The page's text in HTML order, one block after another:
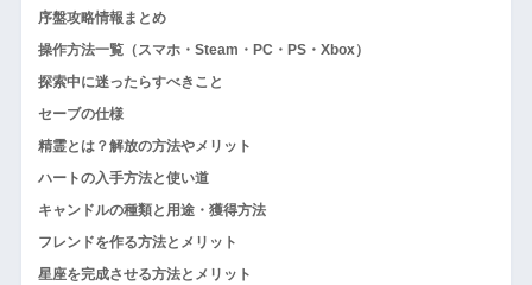
序盤攻略情報まとめ
操作方法一覧（スマホ・Steam・PC・PS・Xbox）
探索中に迷ったらすべきこと
セーブの仕様
精霊とは？解放の方法やメリット
ハートの入手方法と使い道
キャンドルの種類と用途・獲得方法
フレンドを作る方法とメリット
星座を完成させる方法とメリット